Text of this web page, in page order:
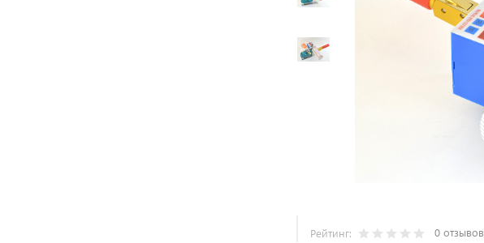
Рейтинг: 0 отзывов